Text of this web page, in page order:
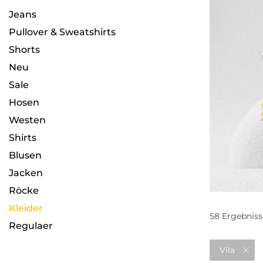
Jeans
Pullover & Sweatshirts
Shorts
Neu
Sale
Hosen
Westen
Shirts
Blusen
Jacken
Röcke
Kleider
Regulaer
58
Vila